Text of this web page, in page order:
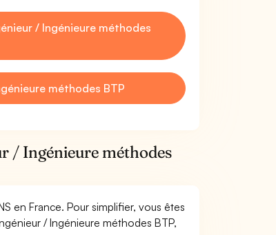
/ Ingénieure méthodes
méthodes BTP
/ Ingénieure méthodes
en France. Pour simplifier, vous êtes
/ Ingénieure méthodes BTP,